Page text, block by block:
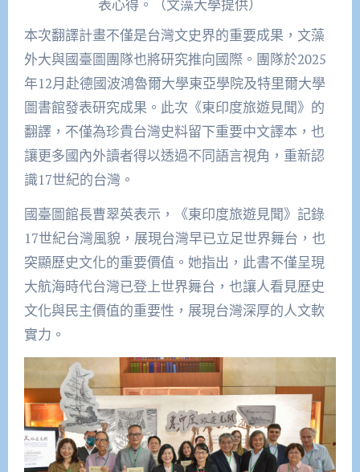
表心得。（文藻大學提供）
本次翻譯計畫不僅是台灣文史界的重要成果，文藻
外大與國臺圖團隊也將研究推向國際。團隊於2025
年12月赴德國波鴻魯爾大學東亞學院及特里爾大學
圖書館發表研究成果。此次《東印度旅遊見聞》的
翻譯，不僅為珍貴台灣史料留下重要中文譯本，也
讓更多國內外讀者得以透過不同語言視角，重新認
識17世紀的台灣。
國臺圖館長曹翠英表示，《東印度旅遊見聞》記錄
17世紀台灣風貌，展現台灣早已立足世界舞台，也
突顯歷史文化的重要價值。她指出，此書不僅呈現
大航海時代台灣已登上世界舞台，也讓人看見歷史
文化與民主價值的重要性，展現台灣深厚的人文軟
實力。